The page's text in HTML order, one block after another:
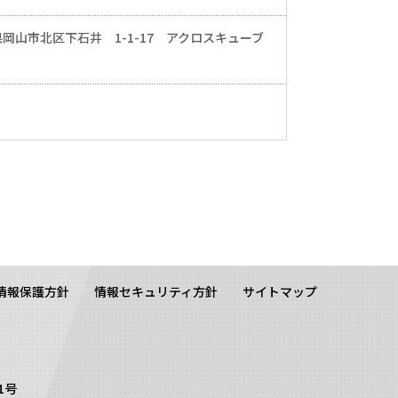
岡山市北区下石井 1-1-17 アクロスキューブ
報保護方針 情報セキュリティ方針 サイトマップ
号